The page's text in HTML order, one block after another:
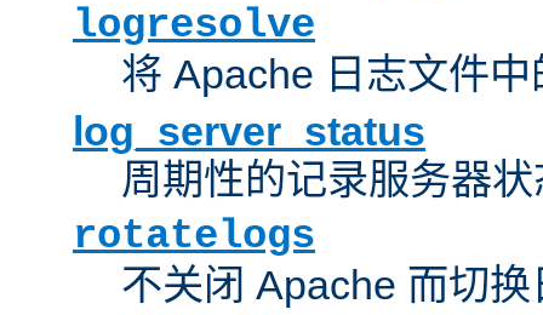
logresolve
将 Apache 日志文件
log_server_status
周期性的记录服务器
rotatelogs
不关闭 Apache 而切